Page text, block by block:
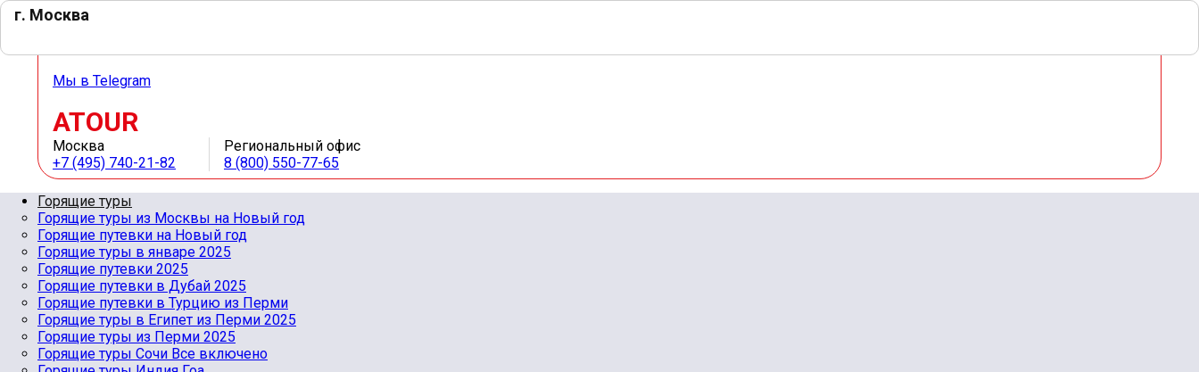
Мы в Telegram
ATOUR
Москва
+7 (495) 740-21-82
Региональный офис
8 (800) 550-77-65
Горящие туры
Горящие туры из Москвы на Новый год
Горящие путевки на Новый год
Горящие туры в январе 2025
Горящие путевки 2025
Горящие путевки в Дубай 2025
Горящие путевки в Турцию из Перми
Горящие туры в Египет из Перми 2025
Горящие туры из Перми 2025
Горящие туры Сочи Все включено
г. Москва